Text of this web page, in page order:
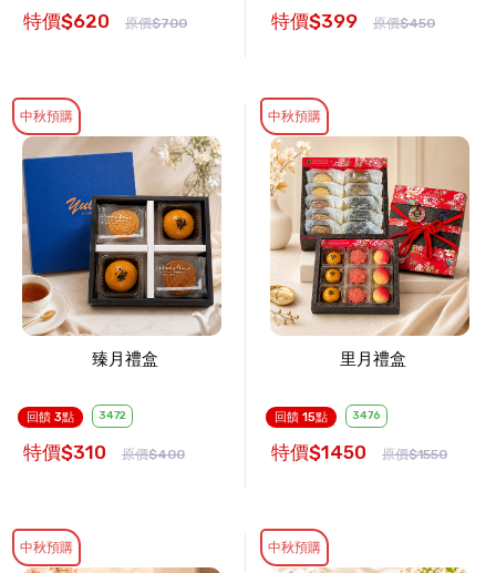
特價$620 原價$700 特價$399 原價$450
臻月禮盒
回饋 3點 3472
特價$310 原價$400
中秋預購
里月禮盒
回饋 15點 3476
特價$1450 原價$1550
中秋預購
中秋預購 中秋預購